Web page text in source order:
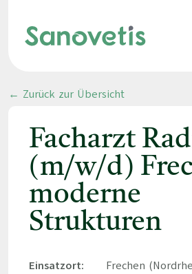
← Zurück zur Übersicht
Facharzt
(m/w/d)
moderne
Strukturen
Einsatzort:
Frechen